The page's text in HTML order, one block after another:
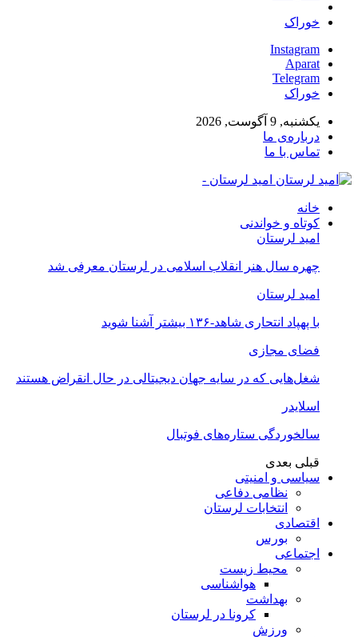
خوراک
Instagram
Aparat
Telegram
خوراک
یکشنبه, 9 آگوست, 2026
درباره‌ی ما
تماس با ما
امید لرستان -
خانه
کوتاه و خواندنی
امید لرستان
چهره سال هنر انقلاب اسلامی در لرستان معرفی شد
امید لرستان
با پهپاد انتحاری شاهد-۱۳۶ بیشتر آشنا شوید
فضای مجازی
شغل‌‌هایی که در سایه جهان دیجیتالی در حال انقراض هستند
اسلایدر
سالخوردگی ستاره‌های فوتبال
قبلی بعدی
سیاسی و امنیتی
نظامی دفاعی
انتخابات لرستان
اقتصادی
بورس
اجتماعی
محیط زیست
هواشناسی
بهداشت
کرونا در لرستان
ورزش